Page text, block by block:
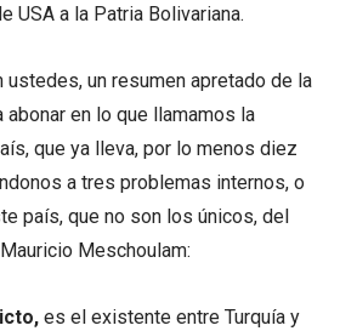
USA a la Patria Bolivariana.
ustedes, un resumen apretado de la
abonar en lo que llamamos la
que ya lleva, por lo menos diez
a tres problemas internos, o
país, que no son los únicos, del
Meschoulam:
es el existente entre Turquía y